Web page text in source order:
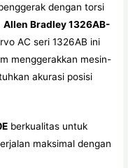
dengan torsi
Allen Bradley 1326AB-
AC seri 1326AB ini
menggerakkan mesin-
akurasi posisi
berkualitas untuk
maksimal dengan